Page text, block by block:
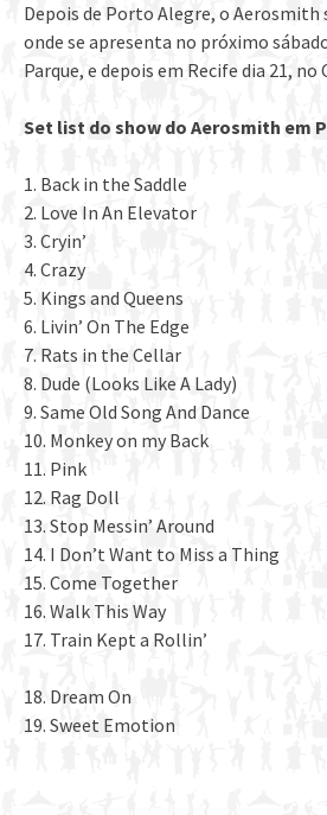
Depois de Porto Alegre, o Aerosmith
onde se apresenta no próximo
Parque, e depois em Recife dia 21, no
Set list do show do Aerosmith em
1. Back in the Saddle
2. Love In An Elevator
3. Cryin’
4. Crazy
5. Kings and Queens
6. Livin’ On The Edge
7. Rats in the Cellar
8. Dude (Looks Like A Lady)
9. Same Old Song And Dance
10. Monkey on my Back
11. Pink
12. Rag Doll
13. Stop Messin’ Around
14. I Don’t Want to Miss a Thing
15. Come Together
16. Walk This Way
17. Train Kept a Rollin’
18. Dream On
19. Sweet Emotion